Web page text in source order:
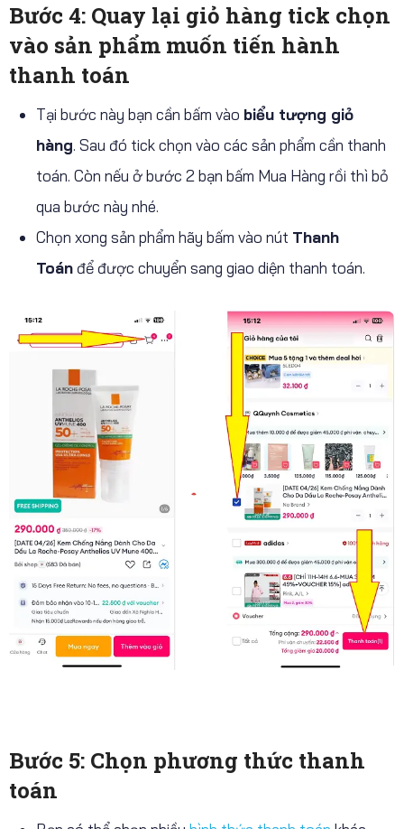
Bước 4: Quay lại giỏ hàng tick chọn
vào sản phẩm muốn tiến hành
thanh toán
Tại bước này bạn cần bấm vào biểu tượng giỏ
hàng. Sau đó tick chọn vào các sản phẩm cần thanh
toán. Còn nếu ở bước 2 bạn bấm Mua Hàng rồi thì bỏ
qua bước này nhé.
Chọn xong sản phẩm hãy bấm vào nút Thanh
Toán để được chuyển sang giao diện thanh toán.
Bước 5: Chọn phương thức thanh
toán